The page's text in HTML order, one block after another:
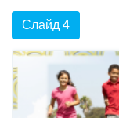
Слайд 4